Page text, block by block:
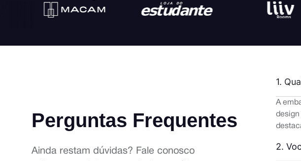
Perguntas Frequentes
Ainda restam dúvidas? Fale conosco
1.
A
design
2.